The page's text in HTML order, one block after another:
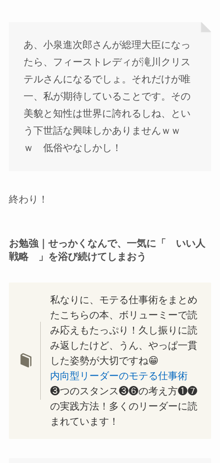
あ、小泉進次郎さんが総理大臣になっ
たら、フィーストレディが滝川クリス
テルさんになるでしょ。それだけが唯
一、私が期待していることです。その
美貌と知性は世界に誇れるしね、とい
う下世話な興味しかありませんｗｗ
ｗ 低俗やなしかし！
終わり！
お勉強｜せっかくなんで、一気に「 いい人
戦略 」を浴び続けてしまおう
私なりに、モテる仕事術をまとめ
たこちらの本、ボリューミーで読
み応えもたっぷり！久し振りに読
み返したけど、うん、やっぱ一貫
した姿勢が大切ですね😁
内向型リーダーのモテる仕事術
❸つのスタンス❸❻の考え方❶❼
の実践方法！多くのリーダーに読
まれています！